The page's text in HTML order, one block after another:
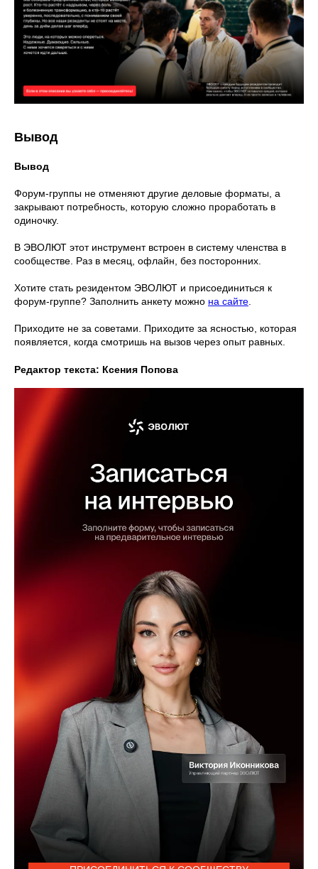
Вывод
Вывод
Форум-группы не отменяют другие деловые форматы, а
закрывают потребность, которую сложно проработать в
одиночку.
В ЭВОЛЮТ этот инструмент встроен в систему членства в
сообществе. Раз в месяц, офлайн, без посторонних.
Хотите стать резидентом ЭВОЛЮТ и присоединиться к
форум-группе? Заполнить анкету можно на сайте
Приходите не за советами. Приходите за ясностью, которая
появляется, когда смотришь на вызов через опыт равных.
Редактор текста: Ксения Попова